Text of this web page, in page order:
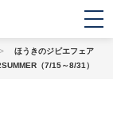
ほうきのジビエフェア
（7/15～8/31）